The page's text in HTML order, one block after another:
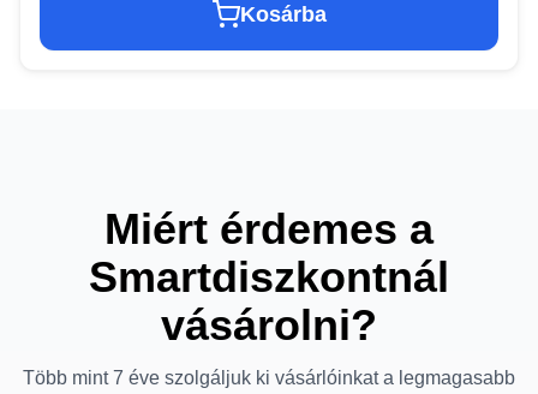
Kosárba
Miért érdemes a
Smartdiszkontnál
vásárolni?
Több mint 7 éve szolgáljuk ki vásárlóinkat a legmagasabb